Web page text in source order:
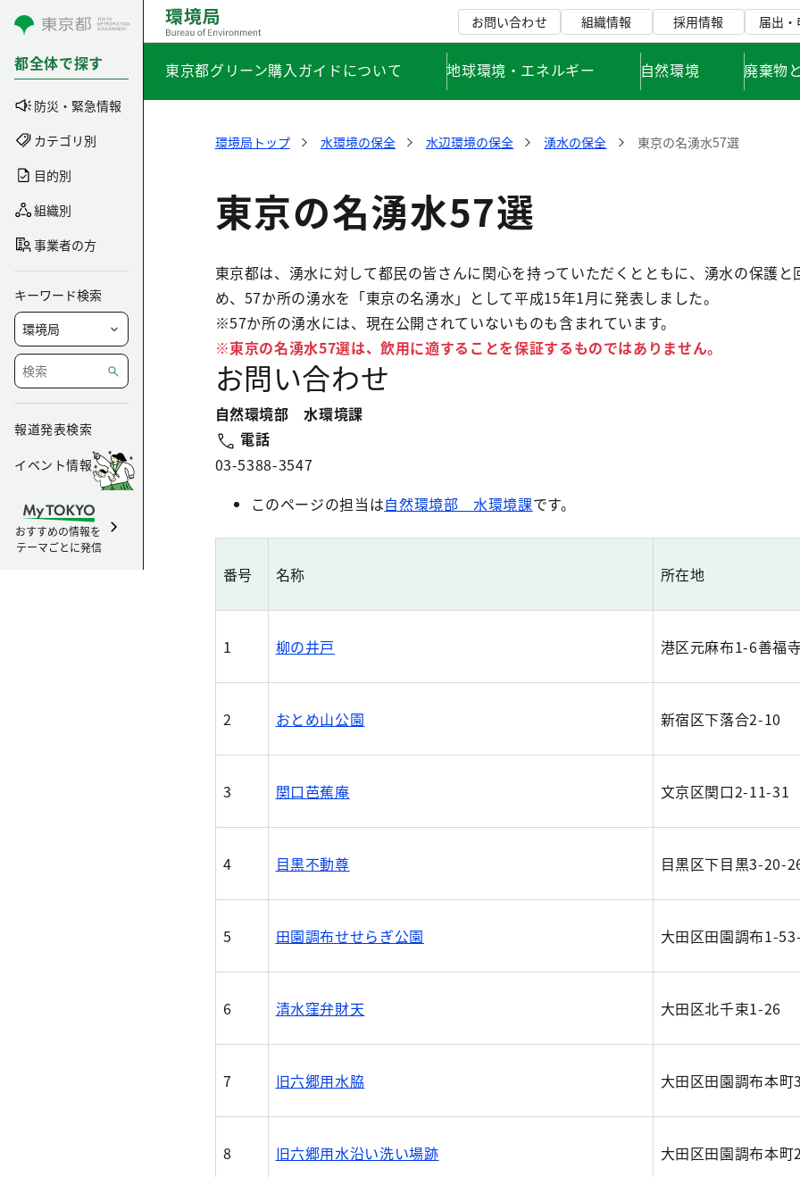
コンテンツにスキップ
都全体で探す
防災・緊急情報
カテゴリ別
目的別
組織別
事業者の方
キーワード検索
報道発表検索
イベント情報
おすすめの情報を
テーマごとに発信
お問い合わせ 組織情報 採用情報 届出
東京都グリーン購入ガイドについて 地球環境・エネルギー 自然環境 廃棄物
環境局トップ 水環境の保全 水辺環境の保全 湧水の保全 東京の名湧水57選
東京の名湧水57選
東京都は、湧水に対して都民の皆さんに関心を持っていただくとともに、湧水の保護と
め、57か所の湧水を「東京の名湧水」として平成15年1月に発表しました。
※57か所の湧水には、現在公開されていないものも含まれています。
※東京の名湧水57選は、飲用に適することを保証するものではありません。
お問い合わせ
自然環境部 水環境課
電話
03-5388-3547
このページの担当は自然環境部 水環境課です。
番号 名称 所在地
1 柳の井戸 港区元麻布1-6善福
2 おとめ山公園 新宿区下落合2-10
3 関口芭蕉庵 文京区関口2-11-31
4 目黒不動尊 目黒区下目黒3-20-
5 田園調布せせらぎ公園 大田区田園調布1-
6 清水窪弁財天 大田区北千束1-26
7 旧六郷用水脇 大田区田園調布本町
8 旧六郷用水沿い洗い場跡 大田区田園調布本町